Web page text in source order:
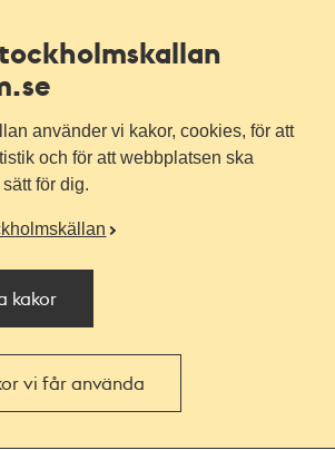
använder vi kakor, cookies, för att
och för att webbplatsen ska
för dig.
kakor
vi får använda